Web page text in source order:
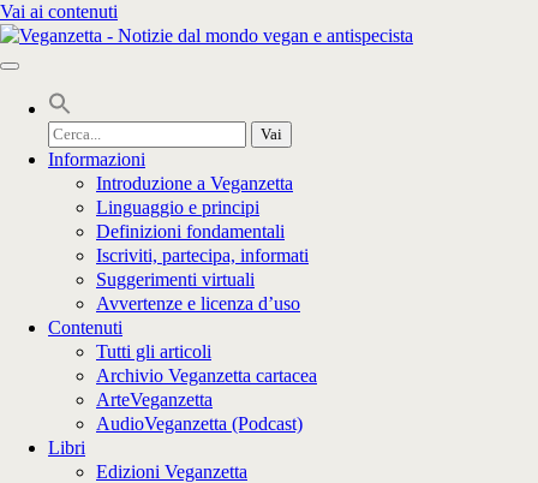
Vai ai contenuti
Cerca
per:
Informazioni
Introduzione a Veganzetta
Linguaggio e principi
Definizioni fondamentali
Iscriviti, partecipa, informati
Suggerimenti virtuali
Avvertenze e licenza d’uso
Contenuti
Tutti gli articoli
Archivio Veganzetta cartacea
ArteVeganzetta
AudioVeganzetta (Podcast)
Libri
Edizioni Veganzetta